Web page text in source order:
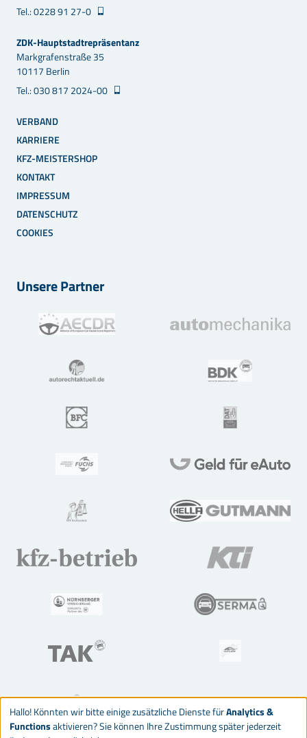
Tel.: 0228 91 27-0
ZDK-Hauptstadtrepräsentanz
Markgrafenstraße 35
10117 Berlin
Tel.: 030 817 2024-00
VERBAND
KARRIERE
KFZ-MEISTERSHOP
KONTAKT
IMPRESSUM
DATENSCHUTZ
COOKIES
Unsere Partner
Hallo! Könnten wir bitte einige zusätzliche Dienste fürAnalytics &
Functionsaktivieren? Sie können Ihre Zustimmung später jederzeit